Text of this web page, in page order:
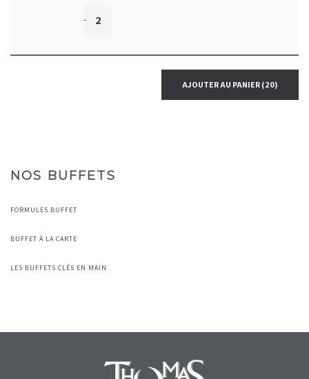
+
AJOUTER AU PANIER (20)
NOS BUFFETS
FORMULES BUFFET
BUFFET À LA CARTE
LES BUFFETS CLÉS EN MAIN